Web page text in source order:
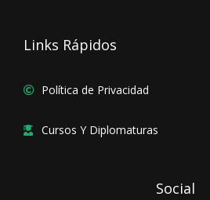
Links Rápidos
Política de Privacidad
Cursos Y Diplomaturas
Social